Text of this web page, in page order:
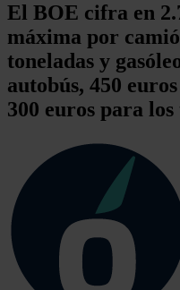
El BOE cifra en
máxima por
toneladas y
autobús, 450
300 euros para los